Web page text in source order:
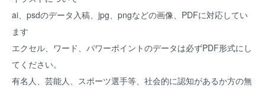
ai、psdのデータ入稿、jpg、pngなどの画像、PDFに対応してい
ます
エクセル、ワード、パワーポイントのデータは必ずPDF形式にし
てください。
有名人、芸能人、スポーツ選手等、社会的に認知があるか方の無